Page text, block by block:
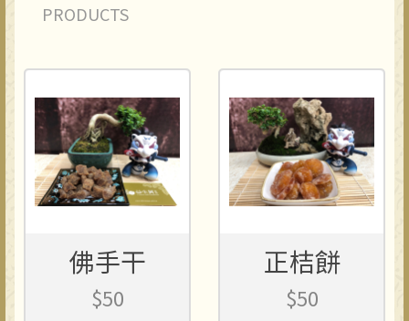
PRODUCTS
佛手干
$50
正桔餅
$50